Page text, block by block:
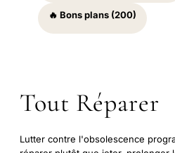
🔥 Bons plans (200)
Tout Réparer
Lutter contre l'obsolescence